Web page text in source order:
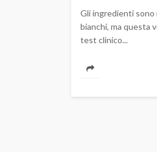
Gli ingredienti sono
bianchi, ma questa
test clinico...